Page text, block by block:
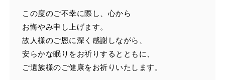
この度のご不幸に際し、心から
お悔やみ申し上げます。
故人様のご恩に深く感謝しながら、
安らかな眠りをお祈りするとともに、
ご遺族様のご健康をお祈りいたします。